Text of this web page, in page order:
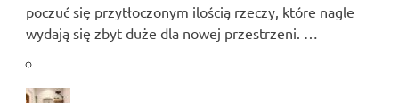
poczuć się przytłoczonym ilością rzeczy, które nagle
wydają się zbyt duże dla nowej przestrzeni. …